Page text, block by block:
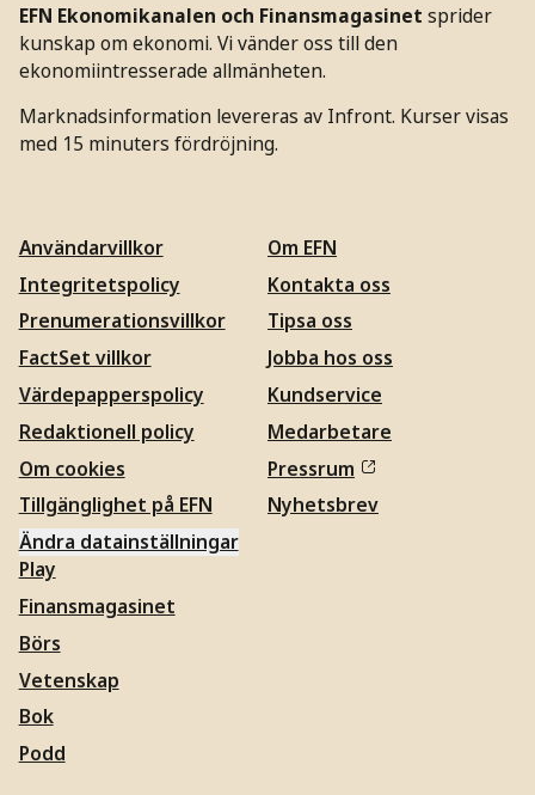
EFN Ekonomikanalen och Finansmagasinet sprider
kunskap om ekonomi. Vi vänder oss till den
ekonomiintresserade allmänheten.
Marknadsinformation levereras av Infront. Kurser visas
med 15 minuters fördröjning.
Användarvillkor
Integritetspolicy
Prenumerationsvillkor
FactSet villkor
Värdepapperspolicy
Redaktionell policy
Om cookies
Tillgänglighet på EFN
Ändra datainställningar
Om EFN
Kontakta oss
Tipsa oss
Jobba hos oss
Kundservice
Medarbetare
Pressrum
Nyhetsbrev
Play
Finansmagasinet
Börs
Vetenskap
Bok
Podd